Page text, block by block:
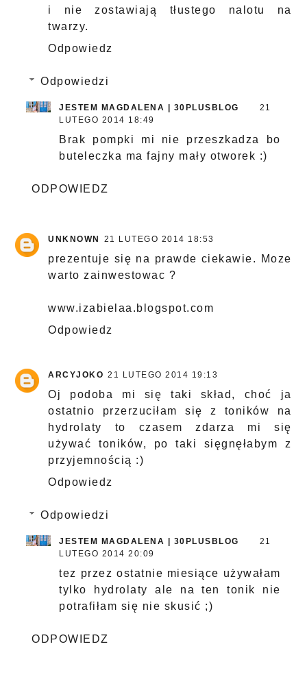
i nie zostawiają tłustego nalotu na
twarzy.
Odpowiedz
Odpowiedzi
JESTEM MAGDALENA | 30PLUSBLOG
21
LUTEGO 2014 18:49
Brak pompki mi nie przeszkadza bo
buteleczka ma fajny mały otworek :)
ODPOWIEDZ
UNKNOWN 21 LUTEGO 2014 18:53
prezentuje się na prawde ciekawie. Moze
warto zainwestowac ?
www.izabielaa.blogspot.com
Odpowiedz
ARCYJOKO 21 LUTEGO 2014 19:13
Oj podoba mi się taki skład, choć ja
ostatnio przerzuciłam się z toników na
hydrolaty to czasem zdarza mi się
używać toników, po taki sięgnęłabym z
przyjemnością :)
Odpowiedz
Odpowiedzi
JESTEM MAGDALENA | 30PLUSBLOG
21
LUTEGO 2014 20:09
tez przez ostatnie miesiące używałam
tylko hydrolaty ale na ten tonik nie
potrafiłam się nie skusić ;)
ODPOWIEDZ